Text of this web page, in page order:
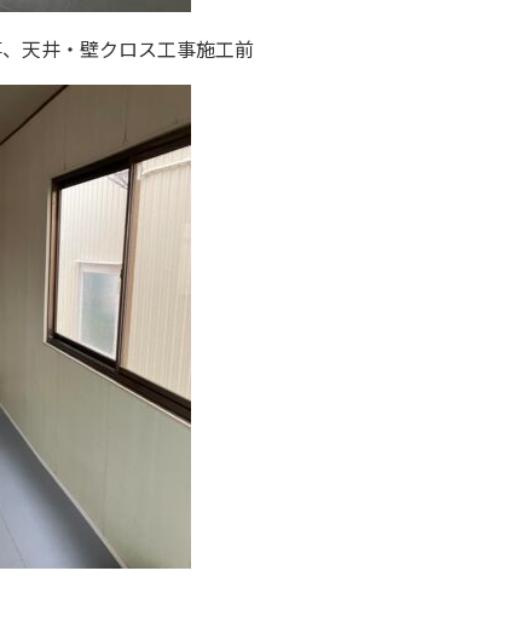
天井・壁クロス工事施工前